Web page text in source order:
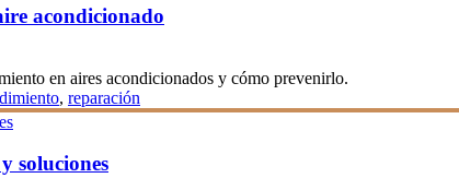
acondicionado
en aires acondicionados y cómo prevenirlo.
, reparación
soluciones